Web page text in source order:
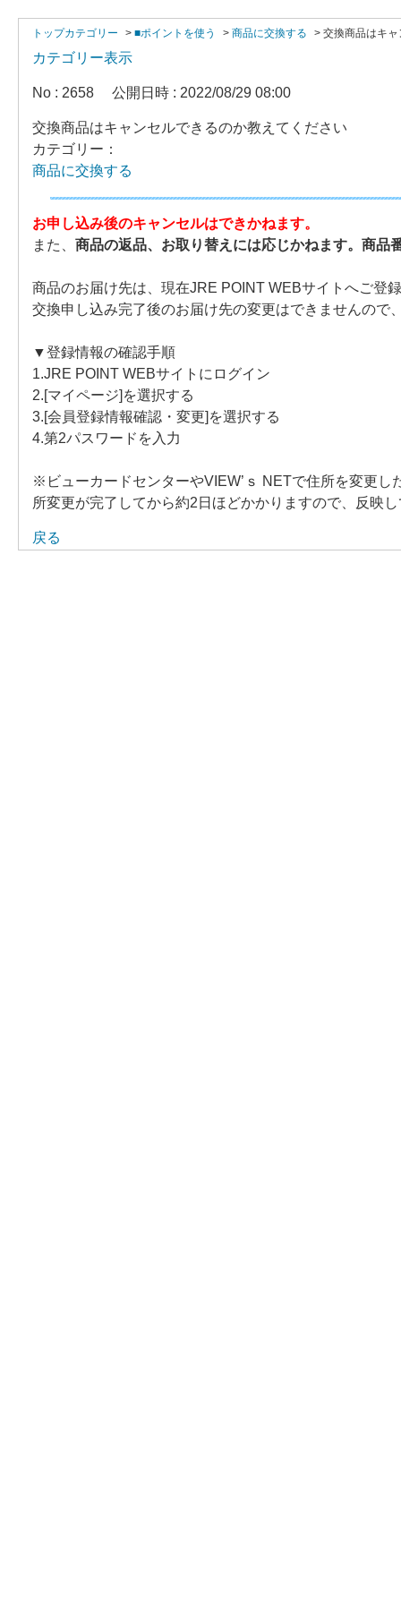
トップカテゴリー > ■ポイントを使う > 商品に交換する > 交換商品はキ
カテゴリー表示
No : 2658 公開日時 : 2022/08/29 08:00
交換商品はキャンセルできるのか教えてください
カテゴリー：
商品に交換する
お申し込み後のキャンセルはできかねます。
また、 商品の返品、お取り替えには応じかねます。 商品
商品のお届け先は、現在JRE POINT WEBサイトへご登
交換申し込み完了後のお届け先の変更はできませんの
▼登録情報の確認手順
1.JRE POINT WEBサイトにログイン
2.[マイページ]を選択する
3.[会員登録情報確認・変更]を選択する
4.第2パスワードを入力
※ビューカードセンターやVIEW’ｓ NETで住所を変更
所変更が完了してから約2日ほどかかりますので、反映
戻る